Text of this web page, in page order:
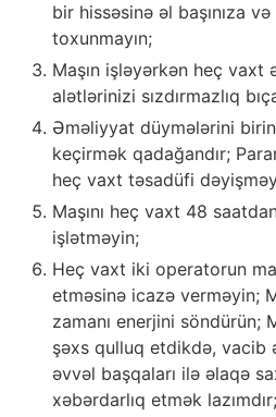
bir hissəsinə əl başınıza və
toxunmayın;
Maşın işləyərkən heç vaxt
alətlərinizi sızdırmazlıq
Əməliyyat düymələrini
keçirmək qadağandır;
heç vaxt təsadüfi
Maşını heç vaxt 48
işlətməyin;
Heç vaxt iki operatorun
etməsinə icazə verməyin;
zamanı enerjini söndürün;
şəxs qulluq etdikdə, vacib
əvvəl başqaları ilə əlaqə
xəbərdarlıq etmək lazımdır;